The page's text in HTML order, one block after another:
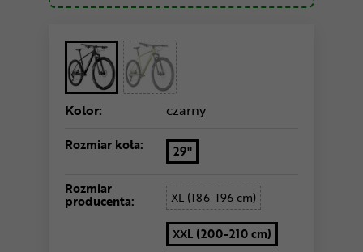
Kolor: czarny
Rozmiar koła: 29"
Rozmiar
producenta: XL (186-196 cm)
XXL (200-210 cm)